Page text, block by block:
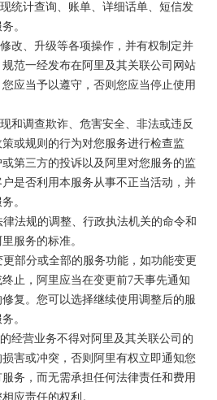
统计查询、账单、详细话单、短信发
。
改、升级等各项操作，并有权制定并
范一经发布在阿里及其关联公司网站
应当予以遵守，否则您应当停止使用
和调查欺诈、危害安全、非法或违反
或规则的行为对您服务进行检查监
第三方的投诉以及阿里对您服务的监
是否利用本服务从事不正当活动，并
。
法规的调整、行政执法机关的命令和
服务的标准。
部分或全部的服务功能，如功能变更
止，阿里应当在变更前7天事先通知
复。您可以选择继续使用调整后的服
。
经营业务不得对阿里及其关联公司的
害或冲突，否则阿里有权立即通知您
务，而无需承担任何法律责任和费用
应责任的权利。